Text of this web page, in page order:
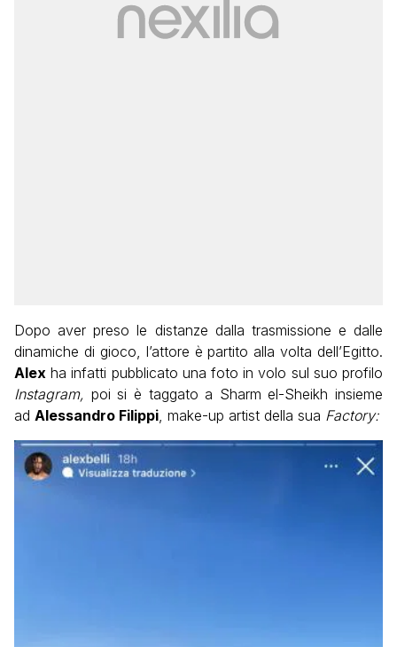
Dopo aver preso le distanze dalla trasmissione e dalle
dinamiche di gioco, l’attore è partito alla volta dell’Egitto.
Alex ha infatti pubblicato una foto in volo sul suo profilo
Instagram, poi si è taggato a Sharm el-Sheikh insieme
ad Alessandro Filippi, make-up artist della sua Factory: